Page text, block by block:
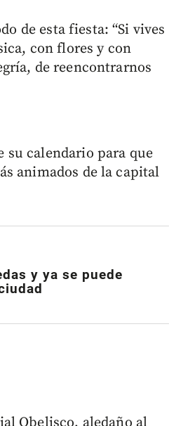
de esta fiesta: “Si vives
con flores y con
de reencontrarnos
su calendario para que
animados de la capital
y ya se puede